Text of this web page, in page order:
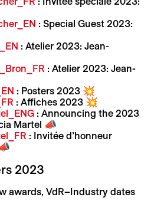
: Special Guest 2023:
: Atelier 2023: Jean-
: Atelier 2023: Jean-
: Posters 2023 💥
: Affiches 2023 💥
: Announcing the 2023
Martel 📣
: Invitée d’honneur
2023
awards, VdR–Industry dates